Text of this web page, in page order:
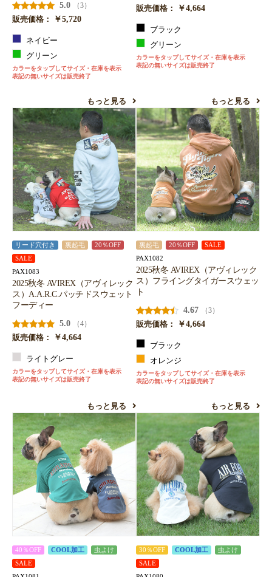
5.0
（3）
販売価格：
￥5,720
ネイビー
グリーン
カラーをタップしてサイズ・在庫を表示
表記の無いサイズは販売終了
もっと見る
販売価格：
￥4,664
ブラック
グリーン
カラーをタップしてサイズ・在庫を表示
表記の無いサイズは販売終了
もっと見る
リード穴付き 裏起毛
20％OFF
SALE
PAX1083
2025秋冬 AVIREX（アヴィレック
ス）A.A.R.C.パッチドスウェット
フーディー
5.0
（4）
販売価格：
￥4,664
ライトグレー
カラーをタップしてサイズ・在庫を表示
表記の無いサイズは販売終了
もっと見る
裏起毛 20％OFF SALE
PAX1082
2025秋冬 AVIREX（アヴィレック
ス）フライングタイガースウェッ
ト
4.67
（3）
販売価格：
￥4,664
ブラック
オレンジ
カラーをタップしてサイズ・在庫を表示
表記の無いサイズは販売終了
もっと見る
40％OFF COOL加工
虫よけ
SALE
30％OFF COOL加工
虫よけ
SALE